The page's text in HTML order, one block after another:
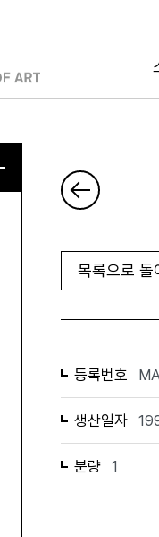
목록으로 돌
등록번호
생산일자
분량 1